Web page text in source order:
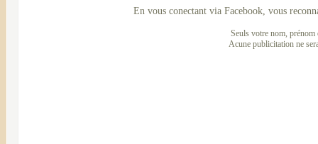
En vous conectant via Facebook, vous
Seuls votre nom, prénom
Acune publicitation ne